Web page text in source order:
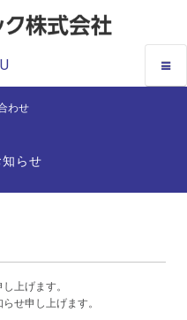
わせ
らせ
上げます。
せ申し上げます。